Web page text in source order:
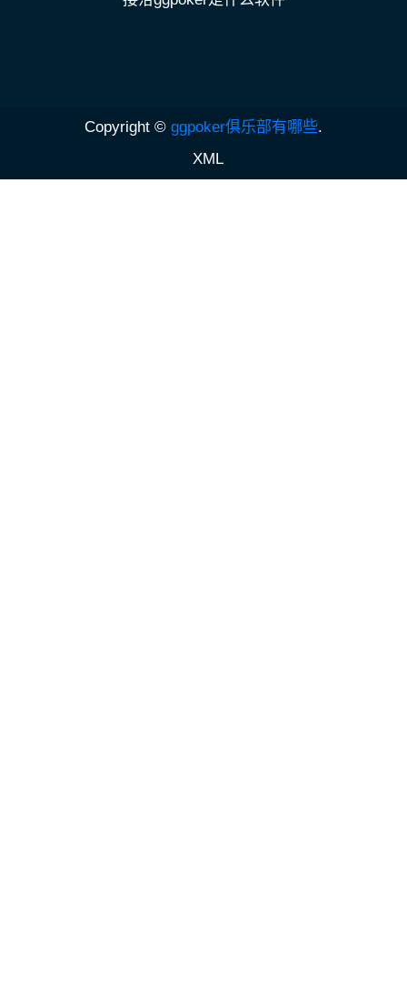
Copyright © ggpoker俱乐部有哪些.
XML